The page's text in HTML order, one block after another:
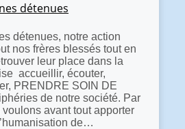
détenues
détenues, notre action
nos frères blessés tout en
leur place dans la
accueillir, écouter,
PRENDRE SOIN DE
de notre société. Par
avant tout apporter
de…